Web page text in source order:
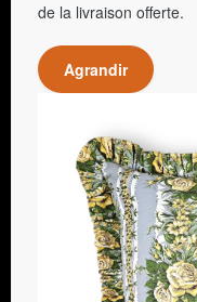
de la livraison offerte.
Agrandir